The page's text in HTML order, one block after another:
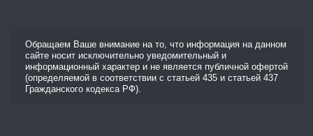
Обращаем Ваше внимание на то, что информация на данном
сайте носит исключительно уведомительный и
информационный характер и не является публичной офертой
(определяемой в соответствии с статьей 435 и статьей 437
Гражданского кодекса РФ).